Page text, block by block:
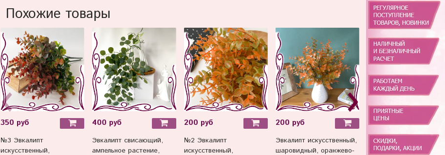
Похожие товары
350 руб
№3 Эвкалипт
искусственный,
400 руб
Эвкалипт свисающий,
ампельное растение,
200 руб
№2 Эвкалипт
искусственный,
200 руб
Эвкалипт искусственный,
шаровидный, оранжево-
180 руб
Папоротник
искусственный для